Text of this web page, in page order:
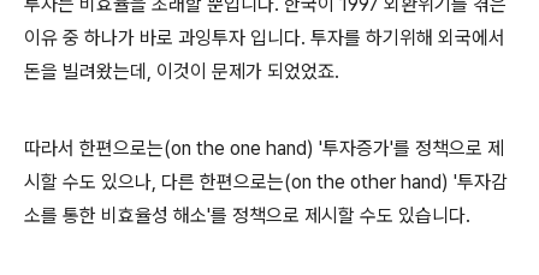
이유 중 하나가 바로 과잉투자 입니다. 투자를 하기위해 외국에서
돈을 빌려왔는데, 이것이 문제가 되었었죠.
따라서 한편으로는(on the one hand) '투자증가'를 정책으로 제
시할 수도 있으나, 다른 한편으로는(on the other hand) '투자감
소를 통한 비효율성 해소'를 정책으로 제시할 수도 있습니다.